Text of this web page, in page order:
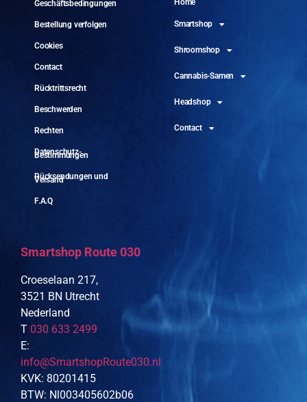
Geschäftsbedingungen
Bestellung verfolgen
Cookies
Contact
Rücktrittsrecht
Beschwerden
Rechten
Datenschutz-
Bestimmungen
Rücksendungen und
Versand
F.A.Q
Home
Smartshop
Shroomshop
Cannabis-Samen
Headshop
Contact
Smartshop Route 030
Croeselaan 217,
3521 BN Utrecht
Nederland
T 030 633 2499
E:
info@SmartshopRoute030.nl
KVK: 80201415
BTW: Nl003405602b06